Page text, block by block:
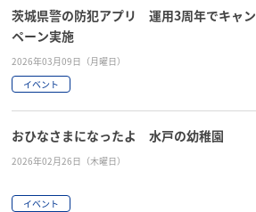
茨城県警の防犯アプリ 運用3周年でキャン
ペーン実施
2026年03月09日（月曜日）
イベント
おひなさまになったよ 水戸の幼稚園
2026年02月26日（木曜日）
イベント